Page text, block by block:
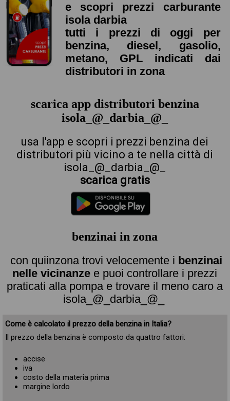
e scopri prezzi carburante
isola darbia
tutti i prezzi di oggi per
benzina, diesel, gasolio,
metano, GPL indicati dai
distributori in zona
scarica app distributori benzina
isola_@_darbia_@_
usa l'app e scopri i prezzi benzina dei
distributori più vicino a te nella città di
isola_@_darbia_@_
scarica gratis
benzinai in zona
con quiinzona trovi velocemente i benzinai
nelle vicinanze e puoi controllare i prezzi
praticati alla pompa e trovare il meno caro a
isola_@_darbia_@_
Come è calcolato il prezzo della benzina in Italia?
Il prezzo della benzina è composto da quattro fattori:
accise
iva
costo della materia prima
margine lordo